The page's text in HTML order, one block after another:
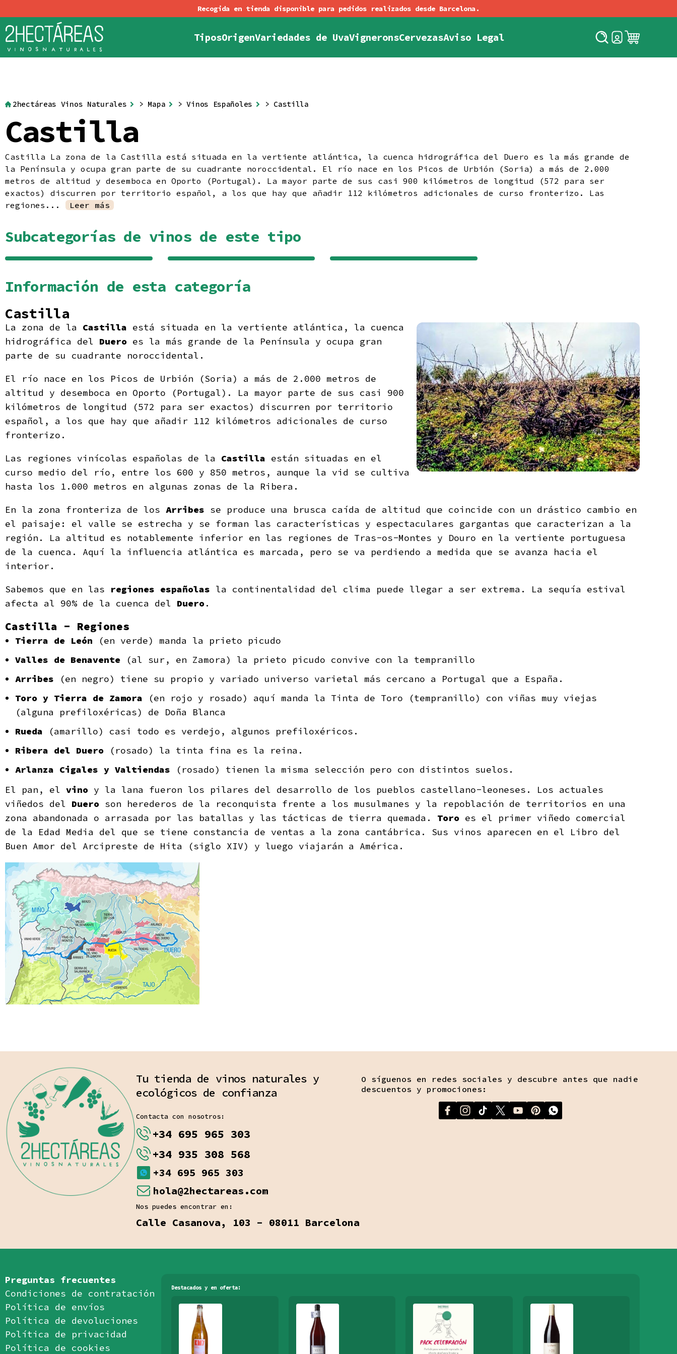
Tipos
TintosBlancosRosadosOrangeEspumososDulces o EspecialesSidras & Fruit Pet-Nats
Origen
AlemaniaAustriaChileEspañaGeorgiaItaliaFrancia
Variedades de UvaVigneronsCervezasAviso Legal
Política de CookiesCondiciones generales de contrataciónPolítica de DevolucionesPolítica de EnvíosPolítica de privacidad
ConectarRegistro
2hectáreas Vinos Naturales > Mapa >Vinos Españoles > Castilla
Castilla
Castilla La zona de la Castilla está situada en la vertiente atlántica, la cuenca hidrográfica del Duero es la más grande de
la Península y ocupa gran parte de su cuadrante noroccidental. El río nace en los Picos de Urbión (Soria) a más de 2.000
metros de altitud y desemboca en Oporto (Portugal). La mayor parte de sus casi 900 kilómetros de longitud (572 para ser
exactos) discurren por territorio español, a los que hay que añadir 112 kilómetros adicionales de curso fronterizo. Las
regiones...
Leer más
Subcategorías de vinos de este tipo
Información de esta categoría
Castilla
La zona de la Castilla está situada en la vertiente atlántica, la cuenca
hidrográfica del Duero es la más grande de la Península y ocupa gran
parte de su cuadrante noroccidental.
El río nace en los Picos de Urbión (Soria) a más de 2.000 metros de
altitud y desemboca en Oporto (Portugal). La mayor parte de sus casi 900
kilómetros de longitud (572 para ser exactos) discurren por territorio
español, a los que hay que añadir 112 kilómetros adicionales de curso
fronterizo.
Las regiones vinícolas españolas de la Castilla están situadas en el
curso medio del río, entre los 600 y 850 metros, aunque la vid se cultiva
hasta los 1.000 metros en algunas zonas de la Ribera.
En la zona fronteriza de los Arribes se produce una brusca caída de altitud que coincide con un drástico cambio en
el paisaje: el valle se estrecha y se forman las características y espectaculares gargantas que caracterizan a la
región. La altitud es notablemente inferior en las regiones de Tras-os-Montes y Douro en la vertiente portuguesa
de la cuenca. Aquí la influencia atlántica es marcada, pero se va perdiendo a medida que se avanza hacia el
interior.
Sabemos que en las regiones españolas la continentalidad del clima puede llegar a ser extrema. La sequía estival
afecta al 90% de la cuenca del Duero.
Castilla - Regiones
Tierra de León (en verde) manda la prieto picudo
Valles de Benavente (al sur, en Zamora) la prieto picudo convive con la tempranillo
Arribes (en negro) tiene su propio y variado universo varietal más cercano a Portugal que a España.
Toro y Tierra de Zamora (en rojo y rosado) aquí manda la Tinta de Toro (tempranillo) con viñas muy viejas
(alguna prefiloxéricas) de Doña Blanca
Rueda (amarillo) casi todo es verdejo, algunos prefiloxéricos.
Ribera del Duero (rosado) la tinta fina es la reina.
Arlanza Cigales y Valtiendas (rosado) tienen la misma selección pero con distintos suelos.
El pan, el vino y la lana fueron los pilares del desarrollo de los pueblos castellano-leoneses. Los actuales
viñedos del Duero son herederos de la reconquista frente a los musulmanes y la repoblación de territorios en una
zona abandonada o arrasada por las batallas y las tácticas de tierra quemada. Toro es el primer viñedo comercial
de la Edad Media del que se tiene constancia de ventas a la zona cantábrica. Sus vinos aparecen en el Libro del
Buen Amor del Arcipreste de Hita (siglo XIV) y luego viajarán a América.
Tu tienda de vinos naturales y
ecológicos de confianza
Contacta con nosotros:
+34 695 965 303
+34 935 308 568
+34 695 965 303
hola@2hectareas.com
Nos puedes encontrar en:
Calle Casanova, 103 - 08011 Barcelona
O síguenos en redes sociales y descubre antes que nadie
descuentos y promociones:
Preguntas frecuentes
Condiciones de contratación
Política de envíos
Política de devoluciones
Política de privacidad
Política de cookies
Destacados y en oferta: